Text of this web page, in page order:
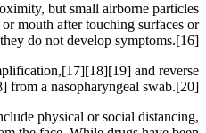
but small airborne particles
mouth after touching surfaces or
do not develop symptoms.[16]
and reverse
from a nasopharyngeal swab.[20]
physical or social distancing,